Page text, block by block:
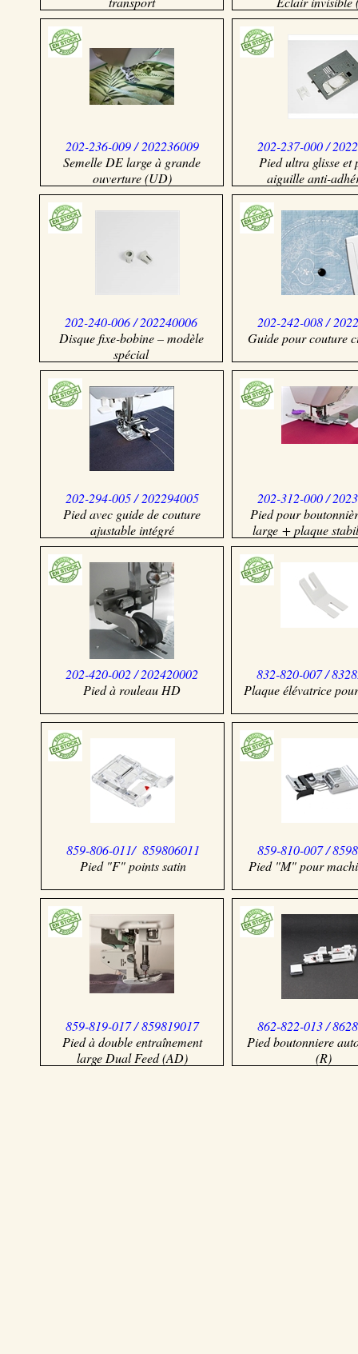
202-236-009 / 202236009
Semelle DE large à grande
ouverture (UD)
202-237-000 /
Pied ultra glisse et
aiguille anti-
202-240-006 / 202240006
Disque fixe-bobine – modèle
spécial
202-242-008 /
Guide pour couture
202-294-005 / 202294005
Pied avec guide de couture
ajustable intégré
202-312-000 /
Pied pour
large + plaque
202-420-002 / 202420002
Pied à rouleau HD
832-820-007 /
Plaque élévatrice
859-806-011/ 859806011
Pied "F" points satin
859-810-007 /
Pied "M" pour
859-819-017 / 859819017
Pied à double entraînement
large Dual Feed (AD)
862-822-013 /
Pied boutonniere
(R)